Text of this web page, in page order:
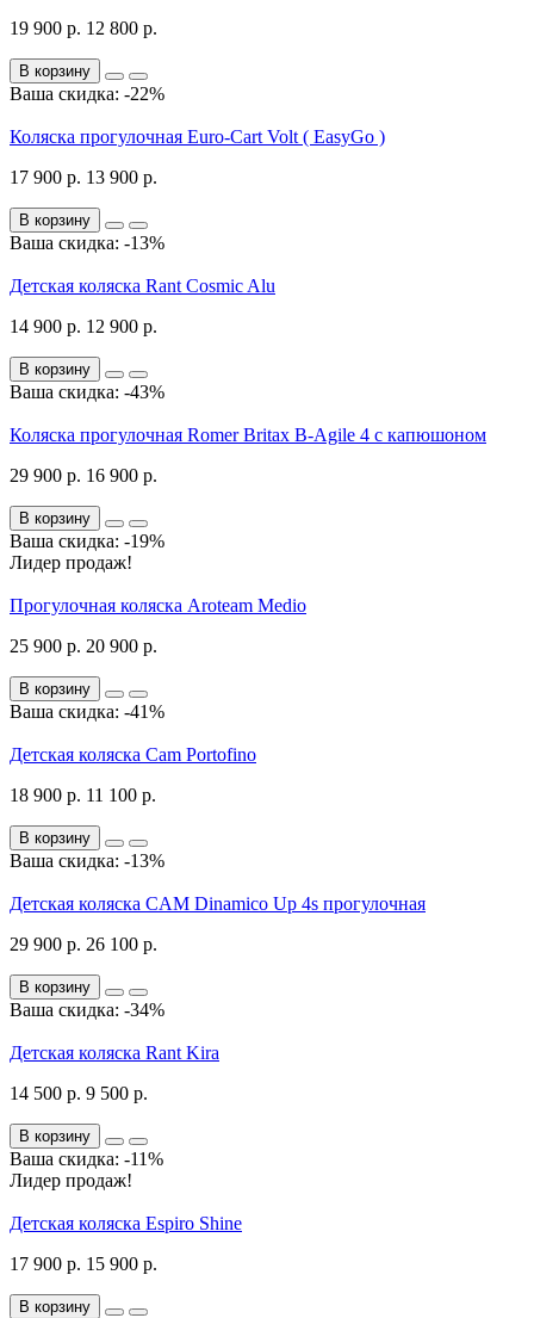
19 900 р. 12 800 р.
В корзину
Ваша скидка: -22%
Коляска прогулочная Euro-Cart Volt ( EasyGo )
17 900 р. 13 900 р.
В корзину
Ваша скидка: -13%
Детская коляска Rant Cosmic Alu
14 900 р. 12 900 р.
В корзину
Ваша скидка: -43%
Коляска прогулочная Romer Britax B-Agile 4 с капюшоном
29 900 р. 16 900 р.
В корзину
Ваша скидка: -19%
Лидер продаж!
Прогулочная коляска Aroteam Medio
25 900 р. 20 900 р.
В корзину
Ваша скидка: -41%
Детская коляска Cam Portofino
18 900 р. 11 100 р.
В корзину
Ваша скидка: -13%
Детская коляска CAM Dinamico Up 4s прогулочная
29 900 р. 26 100 р.
В корзину
Ваша скидка: -34%
Детская коляска Rant Kira
14 500 р. 9 500 р.
В корзину
Ваша скидка: -11%
Лидер продаж!
Детская коляска Espiro Shine
17 900 р. 15 900 р.
В корзину